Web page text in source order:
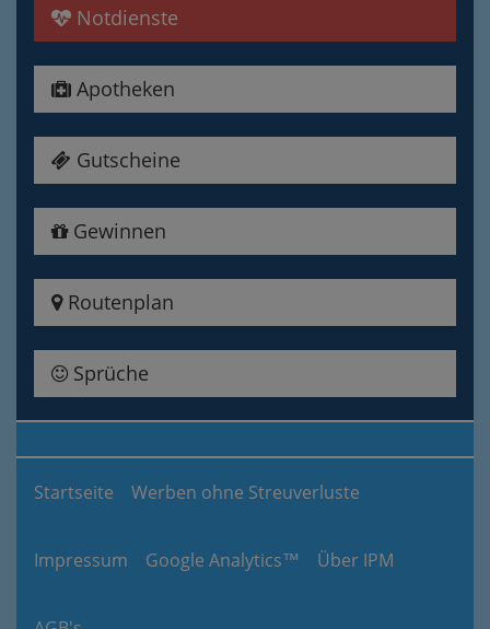
Notdienste
Apotheken
Gutscheine
Gewinnen
Routenplan
Sprüche
Startseite Werben ohne Streuverluste
Impressum Google Analytics™ Über IPM